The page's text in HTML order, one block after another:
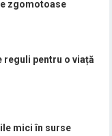
zgomotoase
pentru o viață
mici în surse